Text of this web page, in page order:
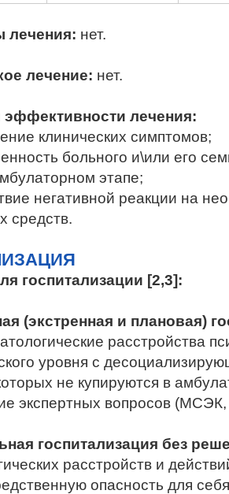
лечения: нет.
лечение: нет.
лечения:
клинических симптомов;
больного и\или его
этапе;
негативной реакции на
средств.
госпитализации [2,3]:
(экстренная и плановая)
расстройства
уровня с
не купируются в
вопросов
госпитализация без
расстройств и
опасность для